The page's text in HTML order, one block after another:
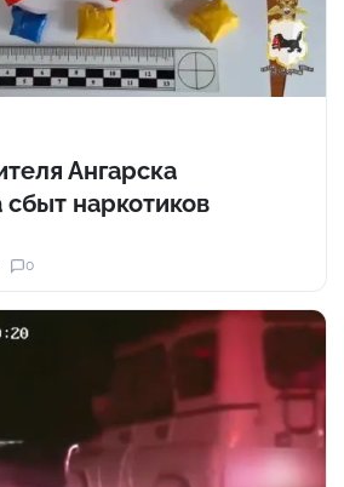
Ангарска
наркотиков
0